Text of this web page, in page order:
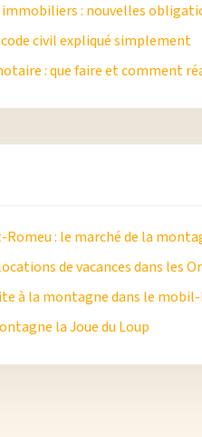
: nouvelles
code civil expliqué simplement
: que faire et comment
Romeu : le marché de la
de vacances dans les
à la montagne dans le
la Joue du Loup